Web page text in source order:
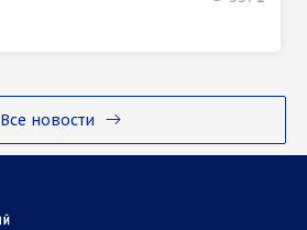
Все новости